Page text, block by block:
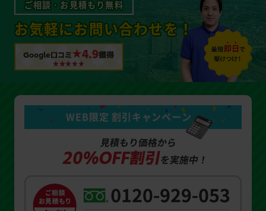
ご相談・お見積もり無料
お気軽にお問い合わせを！
Google口コミ ★4.9獲得
WEB限定 割引キャンペーン
見積もり価格から
20%OFF割引を実施中！